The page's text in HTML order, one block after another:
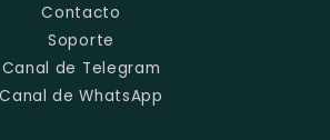
Contacto
Soporte
Canal de Telegram
Canal de WhatsApp